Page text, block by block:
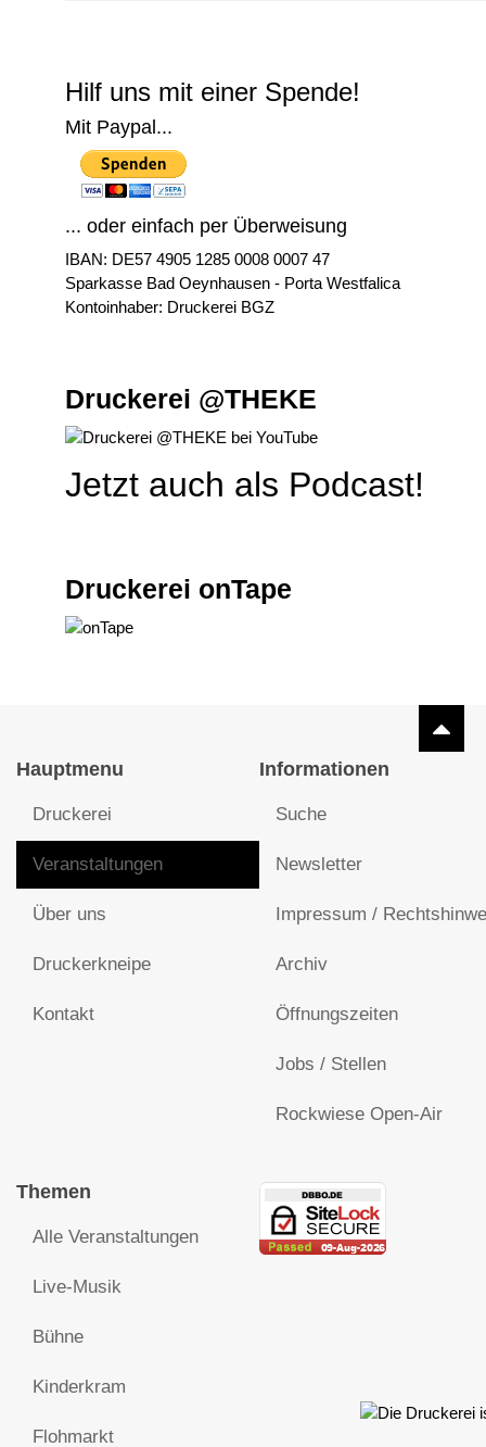
Hilf uns mit einer Spende!
Mit Paypal...
... oder einfach per Überweisung
IBAN: DE57 4905 1285 0008 0007 47
Sparkasse Bad Oeynhausen - Porta Westfalica
Kontoinhaber: Druckerei BGZ
Druckerei @THEKE
Jetzt auch als Podcast!
Druckerei onTape
Hauptmenu
Druckerei
Veranstaltungen
Über uns
Druckerkneipe
Kontakt
Informationen
Suche
Newsletter
Impressum /
Archiv
Öffnungszeiten
Jobs / Stellen
Rockwiese Open-Air
Themen
Alle Veranstaltungen
Live-Musik
Bühne
Kinderkram
Flohmarkt